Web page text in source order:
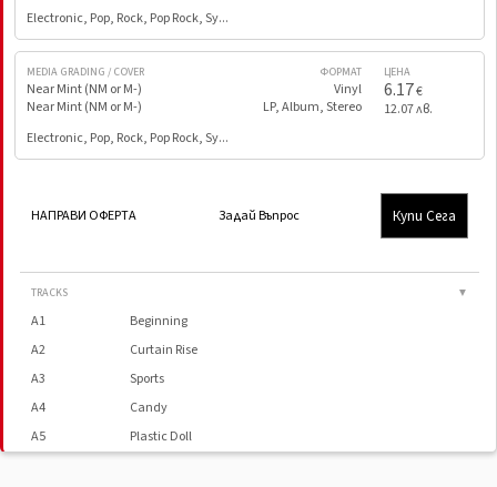
Electronic, Pop, Rock, Pop Rock, Sy...
MEDIA GRADING / COVER
Near Mint (NM or M-)
Near Mint (NM or M-)
ФОРМАТ
Vinyl
LP, Album, Stereo
ЦЕНА
6.17€
12.07 лв.
Electronic, Pop, Rock, Pop Rock, Sy...
НАПРАВИ ОФЕРТА Задай Въпрос Купи Сега
TRACKS ▼
A1
Beginning
A2
Curtain Rise
A3
Sports
A4
Candy
A5
Plastic Doll